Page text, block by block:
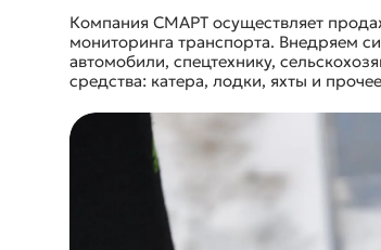
Компания СМАРТ осуществляет
мониторинга транспорта. Внедряем
автомобили, спецтехнику,
средства: катера, лодки, яхты и